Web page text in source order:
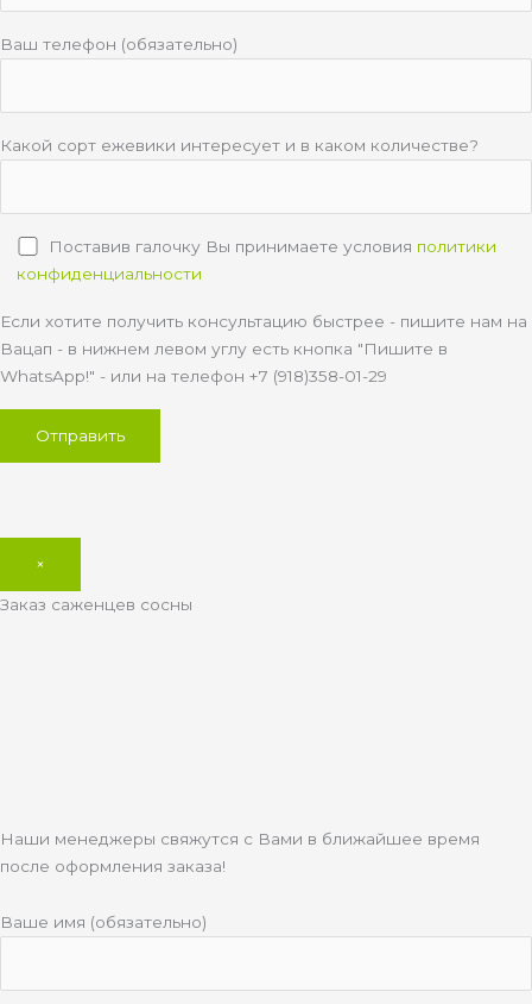
Ваш телефон (обязательно)
Какой сорт ежевики интересует и в каком количестве?
Поставив галочку Вы принимаете условия политики
конфиденциальности
Если хотите получить консультацию быстрее - пишите нам на
Вацап - в нижнем левом углу есть кнопка "Пишите в
WhatsApp!" - или на телефон +7 (918)358-01-29
×
Заказ саженцев сосны
Наши менеджеры свяжутся с Вами в ближайшее время
после оформления заказа!
Ваше имя (обязательно)